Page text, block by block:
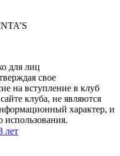
для лиц
свое
на вступление в клуб
клуба, не являются
характер, и
использования.
лет